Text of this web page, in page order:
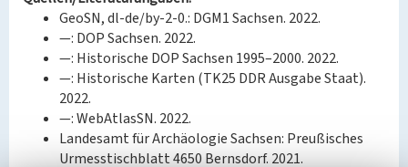
GeoSN, dl-de/by-2-0.: DGM1 Sachsen. 2022.
—: DOP Sachsen. 2022.
—: Historische DOP Sachsen 1995–2000. 2022.
—: Historische Karten (TK25 DDR Ausgabe Staat).
2022.
—: WebAtlasSN. 2022.
Landesamt für Archäologie Sachsen: Preußisches
Urmesstischblatt 4650 Bernsdorf. 2021.